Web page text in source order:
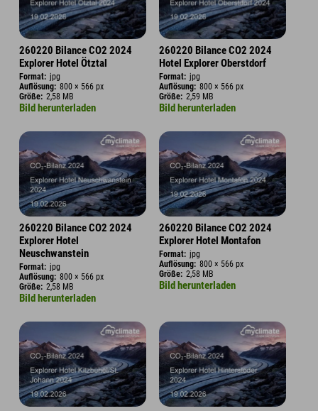
260220 Bilance CO2 2024
Explorer Hotel Ötztal
Format: jpg
Auflösung: 800 × 566 px
Größe: 2,58 MB
Bild herunterladen
260220 Bilance CO2 2024
Hotel Explorer Oberstdorf
Format: jpg
Auflösung: 800 × 566 px
Größe: 2,59 MB
Bild herunterladen
260220 Bilance CO2 2024
Explorer Hotel
Neuschwanstein
Format: jpg
Auflösung: 800 × 566 px
Größe: 2,58 MB
Bild herunterladen
260220 Bilance CO2 2024
Explorer Hotel Montafon
Format: jpg
Auflösung: 800 × 566 px
Größe: 2,58 MB
Bild herunterladen